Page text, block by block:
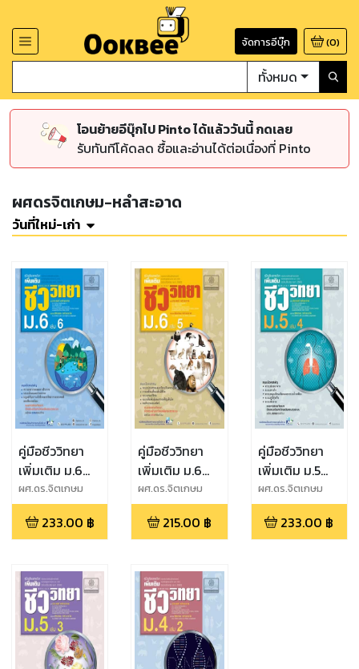
จัดการอีบุ๊ก (0)
ทั้งหมด
โอนย้ายอีบุ๊กไป Pinto ได้แล้ววันนี้ กดเลย
รับทันทีโค้ดลด ซื้อและอ่านได้ต่อเนื่องที่ Pinto
ผศดรจิตเกษม-หลำสะอาด
วันที่ใหม่-เก่า
คู่มือชีววิทยา
เพิ่มเติม ม.6
เล่ม 6
(หลักสูตร
ปรับปรุง
ผศ.ดร.จิตเกษม
หลำ
สะอาด,ผศ.ประสงค์
หลำสะอาด
233.00 ฿
คู่มือชีววิทยา
เพิ่มเติม ม.6
เล่ม 5
(หลักสูตร
ปรับปรุง
ผศ.ดร.จิตเกษม
หลำ
สะอาด,ผศ.ประสงค์
หลำสะอาด
215.00 ฿
คู่มือชีววิทยา
เพิ่มเติม ม.5
เล่ม 4
(หลักสูตร
ปรับปรุง
ผศ.ดร.จิตเกษม
หลำ
สะอาด,ผศ.ประสงค์
หลำสะอาด
233.00 ฿